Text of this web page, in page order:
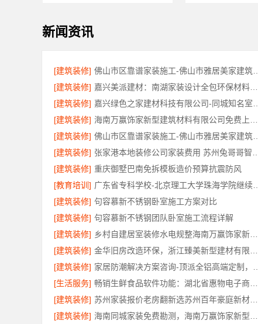
新闻资讯
[建筑装修]
[建筑装修]
[建筑装修]
[建筑装修]
[建筑装修]
[建筑装修]
[建筑装修] 重庆御墅巴南免拆模板造价预算抗震防风
[教育培训]
[建筑装修] 句容慕新不锈钢卧室施工方案对比
[建筑装修] 句容慕新不锈钢团队卧室施工流程详解
[建筑装修]
[建筑装修]
[建筑装修]
[生活服务]
[建筑装修]
[建筑装修]